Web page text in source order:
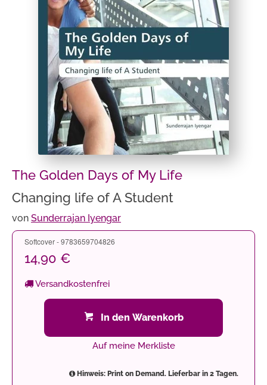
The Golden Days of My Life
Changing life of A Student
von Sunderrajan Iyengar
Softcover - 9783659704826
14,90 €
Versandkostenfrei
In den Warenkorb
Auf meine Merkliste
Hinweis: Print on Demand. Lieferbar in 2 Tagen.